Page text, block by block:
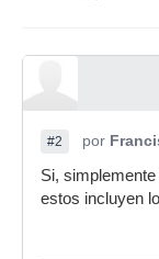
#2 por
Si,
estos incluyen